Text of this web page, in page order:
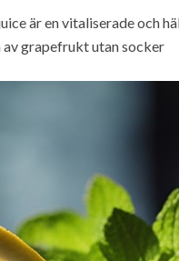
är en vitaliserade och
grapefrukt utan socker